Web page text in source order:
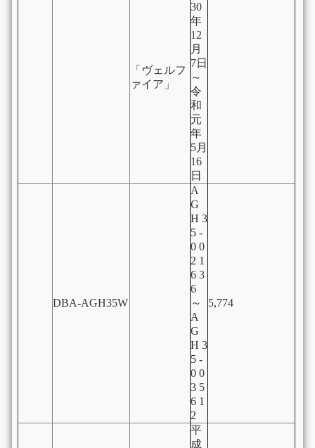
「ヴェルフ
ァイア」
30
年
12
月
7日
～
令
和
元
年
5月
16
日
DBA-AGH35W
A
G
H 3
5 -
0 0
2 1
6 3
6
～
A
G
H 3
5 -
0 0
3 5
6 1
2
5,774
平
成